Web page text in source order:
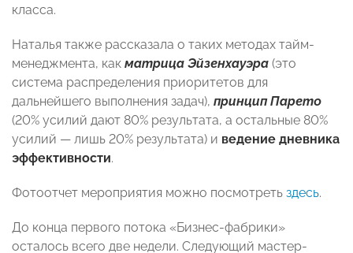
класса.
Наталья также рассказала о таких методах тайм-
менеджмента, как матрица Эйзенхауэра (это
система распределения приоритетов для
дальнейшего выполнения задач), принцип Парето
(20% усилий дают 80% результата, а остальные 80%
усилий — лишь 20% результата) и ведение дневника
эффективности.
Фотоотчет мероприятия можно посмотреть здесь.
До конца первого потока «Бизнес-фабрики»
осталось всего две недели. Следующий мастер-